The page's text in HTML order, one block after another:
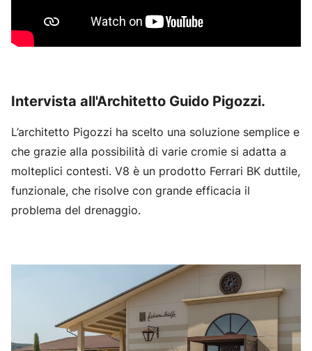
Intervista all'Architetto Guido Pigozzi.
L’architetto Pigozzi ha scelto una soluzione semplice e
che grazie alla possibilità di varie cromie si adatta a
molteplici contesti. V8 è un prodotto Ferrari BK duttile,
funzionale, che risolve con grande efficacia il
problema del drenaggio.